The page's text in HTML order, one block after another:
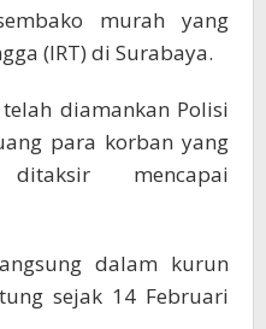
murah yang
(IRT) di Surabaya.
diamankan Polisi
para korban yang
mencapai
dalam kurun
sejak 14 Februari